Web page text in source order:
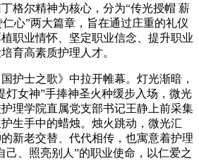
格尔精神为核心，分为“传光授帽 薪
心”两大篇章，旨在通过庄重的礼仪
职业情怀、坚定职业信念、提升职业
育高素质护理人才。
护士之歌》中拉开帷幕。灯光渐暗，
灯女神”手捧神圣火种缓步入场，微光
理学院直属党支部书记王静上前采集
生手中的蜡烛。烛火跳动，微光汇
新老交替、代代相传，也寓意着护理
己、照亮别人”的职业使命，以仁爱之